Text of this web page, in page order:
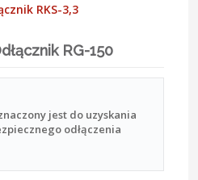
RKS-3,3
RG-150
jest do uzyskania
odłączenia